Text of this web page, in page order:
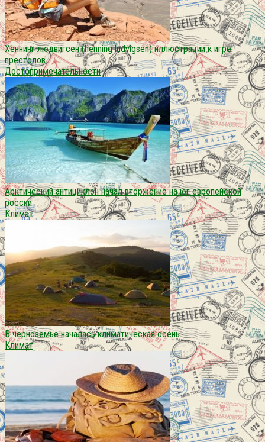
Хеннинг людвигсен (henning ludvigsen) иллюстрации к игре
престолов
Достопримечательности
Арктический антициклон начал вторжение на юг европейской
россии
Климат
В черноземье началась климатическая осень
Климат